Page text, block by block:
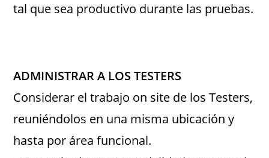
tal que sea productivo durante las pruebas.
ADMINISTRAR A LOS TESTERS
Considerar el trabajo on site de los Testers,
reuniéndolos en una misma ubicación y
hasta por área funcional.